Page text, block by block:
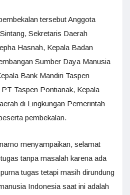
tersebut Anggota
Sekretaris Daerah
Hasnah, Kepala Badan
Sumber Daya Manusia
Bank Mandiri Taspen
Taspen Pontianak, Kepala
di Lingkungan Pemerintah
pembekalan.
menyampaikan, selamat
tanpa masalah karena ada
tugas tetapi masih dirundung
Indonesia saat ini adalah